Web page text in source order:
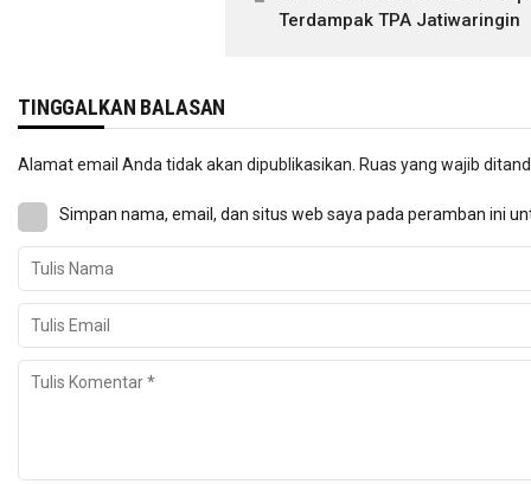
Terdampak TPA Jatiwaringin
TINGGALKAN BALASAN
Alamat email Anda tidak akan dipublikasikan. Ruas yang wajib
Simpan nama, email, dan situs web saya pada peramban ini